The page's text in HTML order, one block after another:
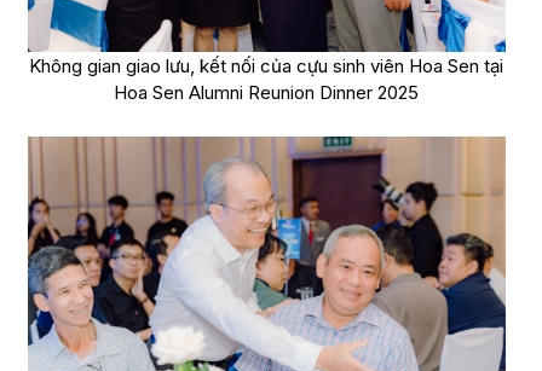
Không gian giao lưu, kết nối của cựu sinh viên Hoa Sen tại
Hoa Sen Alumni Reunion Dinner 2025